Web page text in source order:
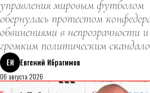
управления мировым футболом
обернулась протестом
обвинениями в непрозрачности и
громким политическим
ЕИ
Евгений Ибрагимов
06 августа 2026